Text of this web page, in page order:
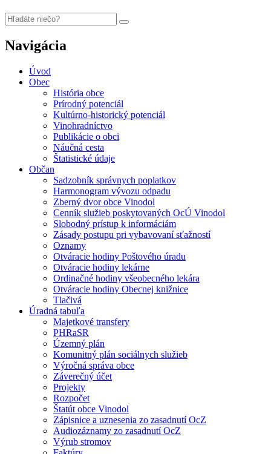
Navigácia
Úvod
Obec
História obce
Prírodný potenciál
Kultúrno-historický potenciál
Vinohradníctvo
Publikácie o obci
Náučná cesta
Štatistické údaje
Občan
Sadzobník správnych poplatkov
Harmonogram vývozu odpadu
Zberný dvor obce Vinodol
Cenník služieb poskytovaných OcÚ Vinodol
Slobodný prístup k informáciám
Zásady postupu pri vybavovaní sťažností
Oznamy
Otváracie hodiny Poštového úradu
Otváracie hodiny lekárne
Ordinačné hodiny všeobecného lekára
Otváracie hodiny Obecnej knižnice
Tlačivá
Úradná tabuľa
Majetkové transfery
PHRaSR
Územný plán
Komunitný plán sociálnych služieb
Výročná správa obce
Záverečný účet
Projekty
Rozpočet
Štatút obce Vinodol
Zápisnice a uznesenia zo zasadnutí OcZ
Audiozáznamy zo zasadnutí OcZ
Výrub stromov